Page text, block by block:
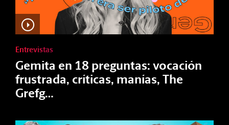
Entrevistas
Gemita en 18 preguntas: vocación
frustrada, críticas, manías, The
Grefg…